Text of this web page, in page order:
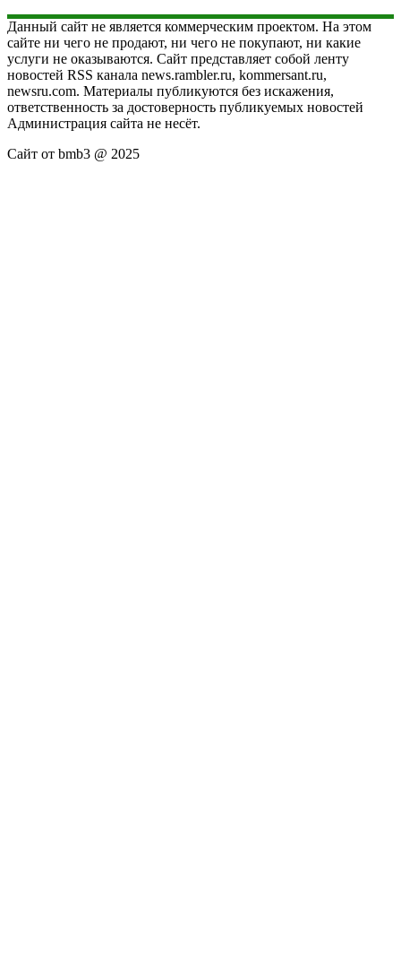
Данный сайт не является коммерческим проектом. На этом
сайте ни чего не продают, ни чего не покупают, ни какие
услуги не оказываются. Сайт представляет собой ленту
новостей RSS канала news.rambler.ru, kommersant.ru,
newsru.com. Материалы публикуются без искажения,
ответственность за достоверность публикуемых новостей
Администрация сайта не несёт.
Сайт от bmb3 @ 2025